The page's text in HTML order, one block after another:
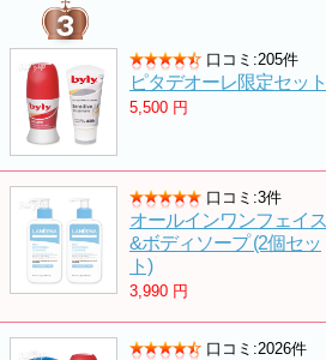
口コミ:205件
ピタデオーレ限定セット
5,500 円
口コミ:3件
オールインワンフェイス
&ボディソープ (2個セッ
ト)
3,990 円
口コミ:2026件